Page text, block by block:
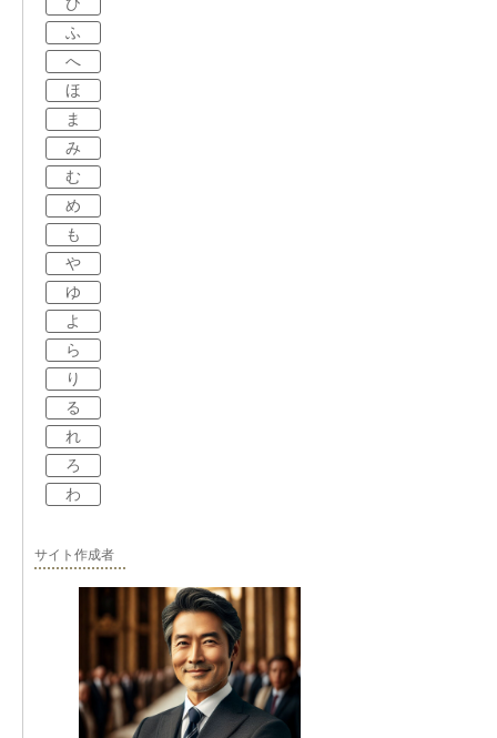
ひ
ふ
へ
ほ
ま
み
む
め
も
や
ゆ
よ
ら
り
る
れ
ろ
わ
サイト作成者